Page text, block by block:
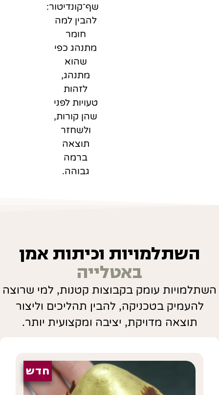
שף־קונדיטור:
להבין למה
חומר
מתנהג כפי
שהוא
מתנהג,
לזהות
טעויות לפני
שהן קורות,
ולשחזר
תוצאה
ברמה
גבוהה.
השתלמויות וכיתות אמן
באטלייה
השתלמויות עומק בקבוצות קטנות, למי שרוצה
להעמיק בטכניקה, להבין תהליכים וליצור
תוצאה מדויקת, יציבה ומקצועית יותר.
חדש